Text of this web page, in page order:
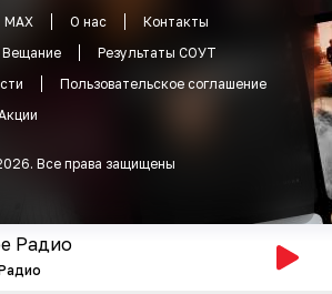
MAX О нас
Контакты
Вещание
Результаты СОУТ
Пользовательское соглашение
. Все права защищены
Радио